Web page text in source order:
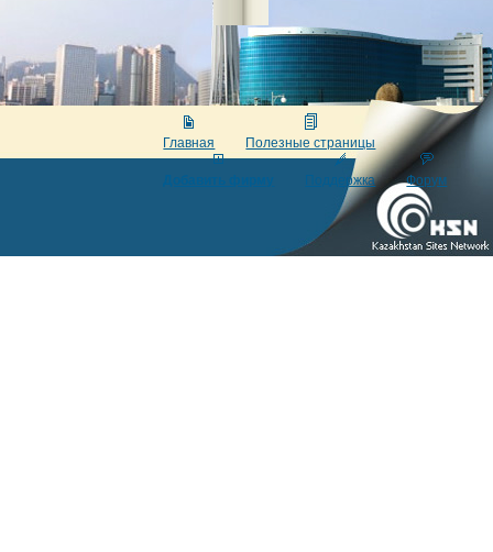
Главная Полезные страницы
Добавить фирму Поддержка Форум